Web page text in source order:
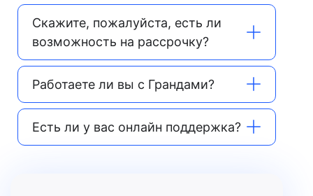
Скажите, пожалуйста, есть ли
возможность на рассрочку?
Работаете ли вы с Грандами?
Есть ли у вас онлайн поддержка?